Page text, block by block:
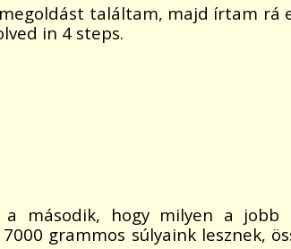
találtam, majd írtam
in 4 steps.
második, hogy milyen a jobb
grammos súlyaink lesznek,